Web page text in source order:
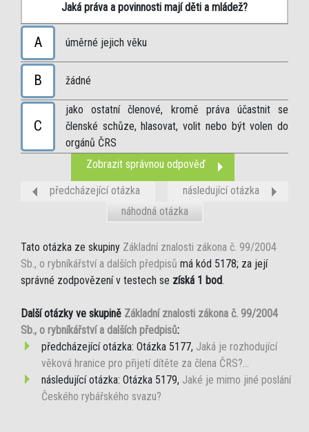
Jaká práva a povinnosti mají děti a mládež?
A úměrné jejich věku
B žádné
C
jako ostatní členové, kromě práva účastnit se
členské schůze, hlasovat, volit nebo být volen do
orgánů ČRS
Zobrazit správnou odpověď
předcházející otázka
následující otázka
náhodná otázka
Tato otázka ze skupiny Základní znalosti zákona č. 99/2004
Sb., o rybníkářství a dalších předpisů má kód 5178; za její
správné zodpovězení v testech se získá 1 bod.
Další otázky ve skupině Základní znalosti zákona č. 99/2004
Sb., o rybníkářství a dalších předpisů:
předcházející otázka: Otázka 5177, Jaká je rozhodující
věková hranice pro přijetí dítěte za člena ČRS?...
následující otázka: Otázka 5179, Jaké je mimo jiné poslání
Českého rybářského svazu?